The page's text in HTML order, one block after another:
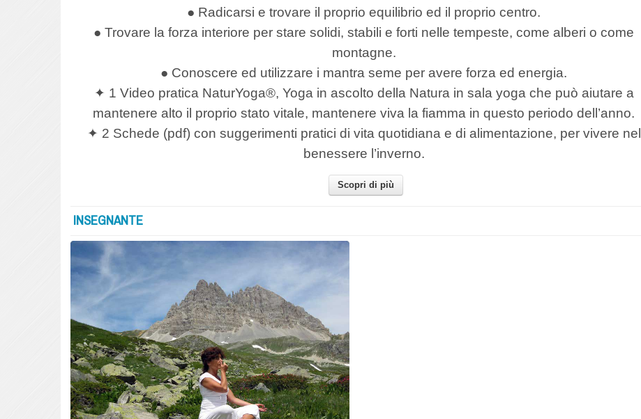
● Radicarsi e trovare il proprio equilibrio ed il proprio centro.
● Trovare la forza interiore per stare solidi, stabili e forti nelle tempeste, come alberi o come
montagne.
● Conoscere ed utilizzare i mantra seme per avere forza ed energia.
✦ 1 Video pratica NaturYoga®, Yoga in ascolto della Natura in sala yoga che può aiutare a
mantenere alto il proprio stato vitale, mantenere viva la fiamma in questo periodo dell’anno.
✦ 2 Schede (pdf) con suggerimenti pratici di vita quotidiana e di alimentazione, per vivere nel
benessere l’inverno.
Scopri di più
INSEGNANTE